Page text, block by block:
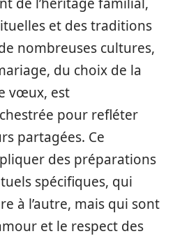
et des traditions
nombreuses cultures,
du choix de la
vœux, est
pour refléter
partagées. Ce
des préparations
spécifiques, qui
à l’autre, mais qui sont
et le respect des